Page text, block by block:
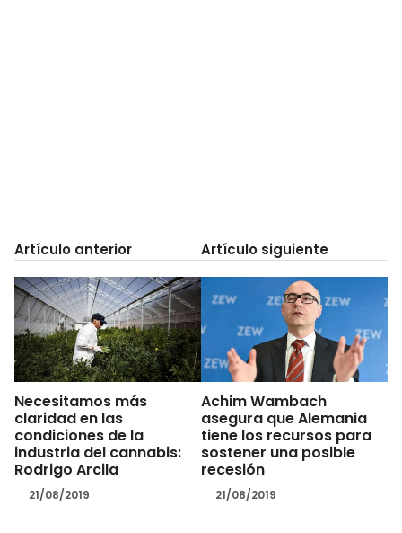
Artículo anterior
Necesitamos más
claridad en las
condiciones de la
industria del cannabis:
Rodrigo Arcila
21/08/2019
Artículo siguiente
Achim Wambach
asegura que Alemania
tiene los recursos para
sostener una posible
recesión
21/08/2019